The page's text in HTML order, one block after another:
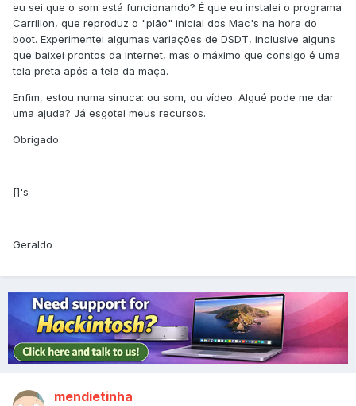
eu sei que o som está funcionando? É que eu instalei o programa
Carrillon, que reproduz o "plão" inicial dos Mac's na hora do
boot. Experimentei algumas variações de DSDT, inclusive alguns
que baixei prontos da Internet, mas o máximo que consigo é uma
tela preta após a tela da maçã.
Enfim, estou numa sinuca: ou som, ou vídeo. Algué pode me dar
uma ajuda? Já esgotei meus recursos.
Obrigado
[]'s
Geraldo
mendietinha